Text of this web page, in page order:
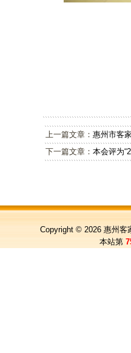
上一篇文章：惠州市客
下一篇文章：本会评为
Copyright © 2026 惠州客
本站第